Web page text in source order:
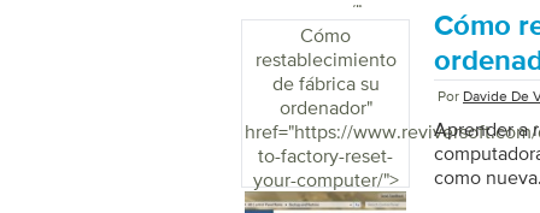
memory/">
serie de
trabajo por
de
un poco de
Cómo
restablecimiento
de fábrica su
ordenador"
href="https://www.reviversoft.com/
to-factory-reset-
your-computer/">
Cómo
Por Davide De
Aprender a
como